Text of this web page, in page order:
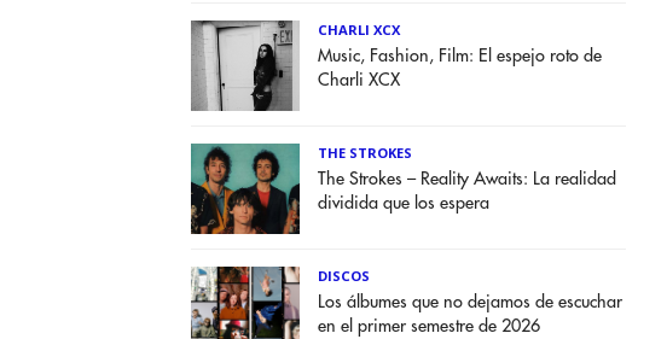
CHARLI XCX
Music, Fashion, Film: El espejo roto de
Charli XCX
THE STROKES
The Strokes – Reality Awaits: La realidad
dividida que los espera
DISCOS
Los álbumes que no dejamos de escuchar
en el primer semestre de 2026